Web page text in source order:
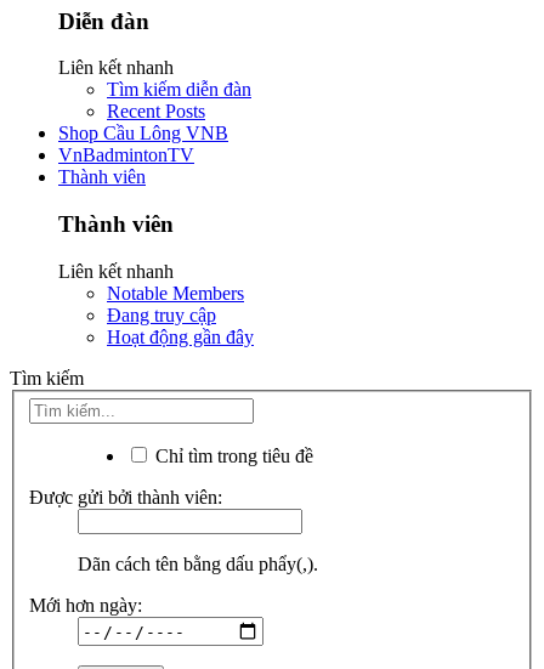
Diễn đàn
Liên kết nhanh
Tìm kiếm diễn đàn
Recent Posts
Shop Cầu Lông VNB
VnBadmintonTV
Thành viên
Thành viên
Liên kết nhanh
Notable Members
Đang truy cập
Hoạt động gần đây
Tìm kiếm
Chỉ tìm trong tiêu đề
Được gửi bởi thành viên:
Dãn cách tên bằng dấu phẩy(,).
Mới hơn ngày: